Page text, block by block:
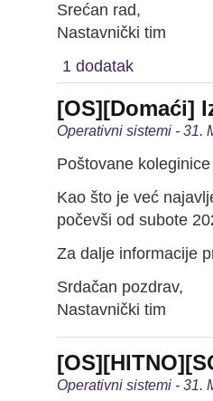
Srećan rad,
Nastavnički tim
1 dodatak
[OS][Domaći]
Operativni sistemi - 31.
Poštovane
Kao što je već
počevši od subote
Za dalje informacije
Srdačan pozdrav,
Nastavnički tim
Operativni sistemi - 31.